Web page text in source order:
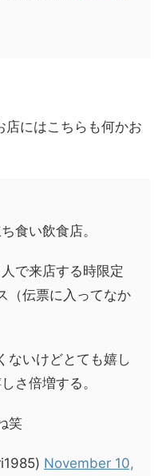
店にはこちらも何かお
食い飲食店。
で来店する時限定
（伝票に入ってなか
ないけどとても嬉し
さ倍増する。
笑
November 10,